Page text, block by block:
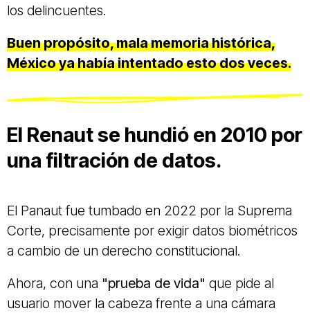
los delincuentes.
Buen propósito, mala memoria histórica,
México ya había intentado esto dos veces.
El Renaut se hundió en 2010 por
una filtración de datos.
El Panaut fue tumbado en 2022 por la Suprema
Corte, precisamente por exigir datos biométricos
a cambio de un derecho constitucional.
Ahora, con una "prueba de vida" que pide al
usuario mover la cabeza frente a una cámara